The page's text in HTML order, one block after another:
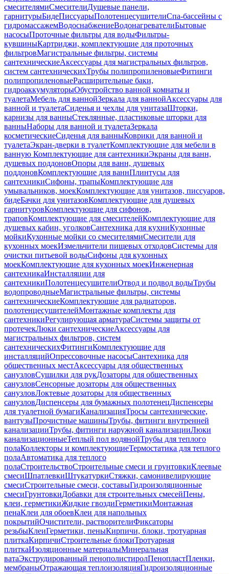
смесителямиСмесителиДушевые панели,
гарнитурыБидеПиссуарыПолотенцесушителиСпа-бассейны с
гидромассажемВодоснабжениеВодонагревателиБытовые
насосыПроточные фильтры для водыФильтры-
кувшиныКартриджи, комплектующие для проточных
фильтровМагистральные фильтры, системы
сантехническиеАксессуары для магистральных фильтров,
систем сантехническихТрубы полипропиленовыеФитинги
полипропиленовыеРасширительные баки,
гидроаккумуляторыОбустройство ванной комнаты и
туалетаМебель для ваннойЗеркала для ваннойАксессуары для
ванной и туалетаСиденья и чехлы для унитазаШторки,
карнизы для ванныСтеклянные, пластиковые шторки для
ванныНаборы для ванной и туалетаЗеркала
косметическиеСиденья для ванныКоврики для ванной и
туалетаЭкран-дверки в туалетКомплектующие для мебели в
ванную Комплектующие для сантехникиЭкраны для ванн,
душевых поддоновОпоры для ванн, душевых
поддоновКомплектующие для ваннПлинтусы для
сантехникиСифоны, трапыКомплектующие для
умывальников, моекКомплектующие для унитазов, писсуаров,
бидеБачки для унитазовКомплектующие для душевых
гарнитуровКомплектующие для сифонов,
траповКомплектующие для смесителейКомплектующие для
душевых кабин, уголковСантехника для кухниКухонные
мойкиКухонные мойки со смесителямиСмесители для
кухонных моекИзмельчители пищевых отходовСистемы для
очистки питьевой водыСифоны для кухонных
моекКомплектующие для кухонных моекИнженерная
сантехникаИнсталляции для
сантехникиПолотенцесушителиОтвод и подвод водыТрубы
водопроводныеМагистральные фильтры, системы
сантехническиеКомплектующие для радиаторов,
полотенцесушителейМонтажные комплекты для
сантехникиРегулирующая арматураСистемы защиты от
протечекЛюки сантехническиеАксессуары для
магистральных фильтров, систем
сантехническихФитингиКомплектующие для
инсталляцийОпрессовочные насосыСантехника для
общественных местАксессуары для общественных
санузловСушилки для рукДозаторы для общественных
санузловСенсорные дозаторы для общественных
санузловЛоктевые дозаторы для общественных
санузловДиспенсеры для бумажных полотенецДиспенсеры
для туалетной бумагиКанализацияТросы сантехнические,
вантузыПрочистные машиныТрубы, фитинги внутренней
канализацииТрубы, фитинги наружной канализацииЛюки
канализационныеТеплый пол водянойТрубы для теплого
полаКоллекторы и комплектующиеТермостатика для теплого
полаАвтоматика для теплого
полаСтроительствоСтроительные смеси и грунтовкиКлеевые
смесиШпатлевкиШтукатуркиСтяжки, самонивелирующие
смесиСтроительные смеси, составыГидроизоляционные
смесиГрунтовкиДобавки для строительных смесейПены,
клеи, герметикиЖидкие гвоздиГерметикиМонтажная
пенаКлеи для обоевКлеи для напольных
покрытийОчистители, растворителиФиксаторы
резьбыКлеиГерметики, пеныКирпичи, блоки, тротуарная
плиткаКирпичиСтроительные блокиТротуарная
плиткаИзоляционные материалыМинеральная
ватаЭкструдированный пенополистиролПенопластПленки,
мембраныОтражающая теплоизоляцияГидроизоляционные